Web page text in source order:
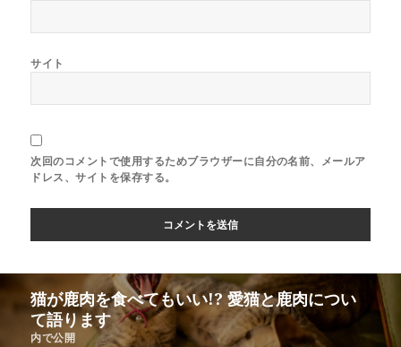
サイト
次回のコメントで使用するためブラウザーに自分の名前、メールア
ドレス、サイトを保存する。
猫が鹿肉を食べてもいい!? 愛猫と鹿肉につい
て語ります
内で公開